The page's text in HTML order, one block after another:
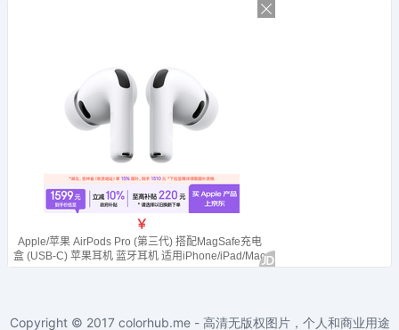
Copyright © 2017 colorhub.me - 高清无版权图片，个人和商业用途